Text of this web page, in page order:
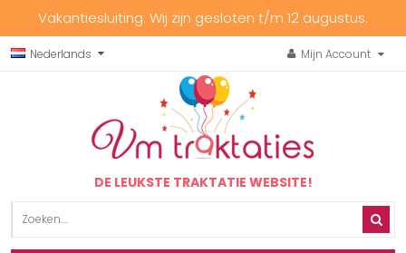
Vakantiesluiting: Wij zijn gesloten t/m 12 augustus.
Nederlands Mijn Account
DE LEUKSTE TRAKTATIE WEBSITE!